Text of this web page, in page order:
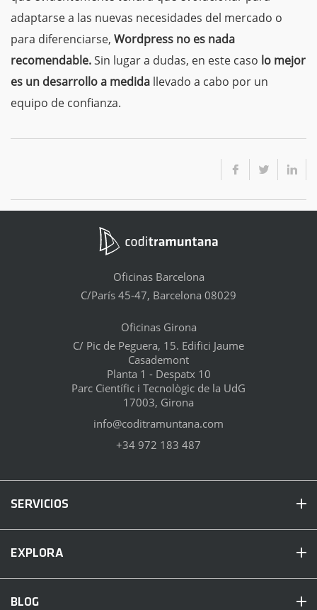
adaptarse a las nuevas necesidades del mercado o
para diferenciarse, Wordpress no es nada
recomendable.Sin lugar a dudas, en este caso lo mejor
es un desarrollo a medida llevado a cabo por un
equipo de confianza.
Oficinas Barcelona
C/París 45-47, Barcelona 08029
Oficinas Girona
C/ Pic de Peguera, 15. Edifici Jaume
Casademont
Planta 1 - Despatx 10
Parc Científic i Tecnològic de la UdG
17003, Girona
info@coditramuntana.com
+34 972 183 487
SERVICIOS
EXPLORA
BLOG